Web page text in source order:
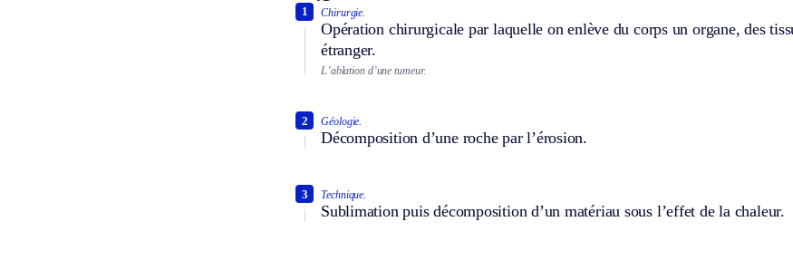
Chirurgie.
Opération chirurgicale par laquelle on enlève du corps un organe, des
étranger.
1
L’ablation d’une tumeur.
Géologie.
Décomposition d’une roche par l’érosion.
2
Technique.
Sublimation puis décomposition d’un matériau sous l’effet de la chaleur.
3